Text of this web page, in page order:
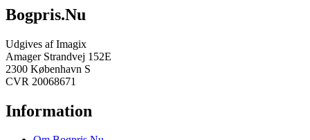
Bogpris.Nu
Udgives af Imagix
Amager Strandvej 152E
2300 København S
CVR 20068671
Information